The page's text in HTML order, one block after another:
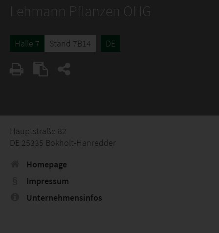
Lehmann Pflanzen OHG
Halle 7 Stand 7B14 DE
Hauptstraße 82
DE 25335 Bokholt-Hanredder
Homepage
Impressum
Unternehmensinfos